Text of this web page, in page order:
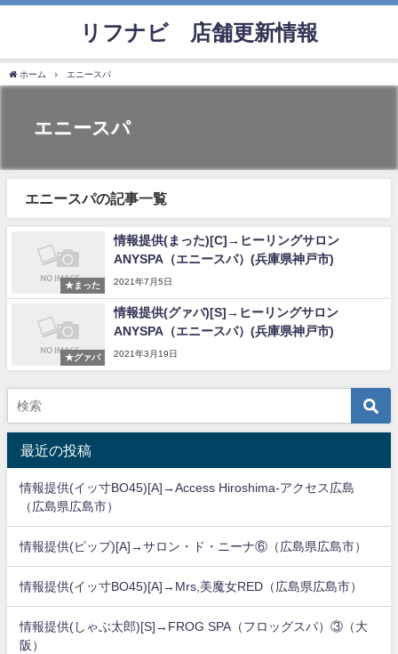
リフナビ®店舗更新情報
ホーム エニースパ
エニースパ
エニースパの記事一覧
★まった
情報提供(まった)[C]→ヒーリングサロン
ANYSPA（エニースパ）(兵庫県神戸市)
2021年7月5日
★グァバ
情報提供(グァバ)[S]→ヒーリングサロン
ANYSPA（エニースパ）(兵庫県神戸市)
2021年3月19日
最近の投稿
情報提供(イッ寸BO45)[A]→Access Hiroshima-アクセス広島
（広島県広島市）
情報提供(ピップ)[A]→サロン・ド・ニーナ⑥（広島県広島市）
情報提供(イッ寸BO45)[A]→Mrs,美魔女RED（広島県広島市）
情報提供(しゃぶ太郎)[S]→FROG SPA（フロッグスパ）③（大
阪）